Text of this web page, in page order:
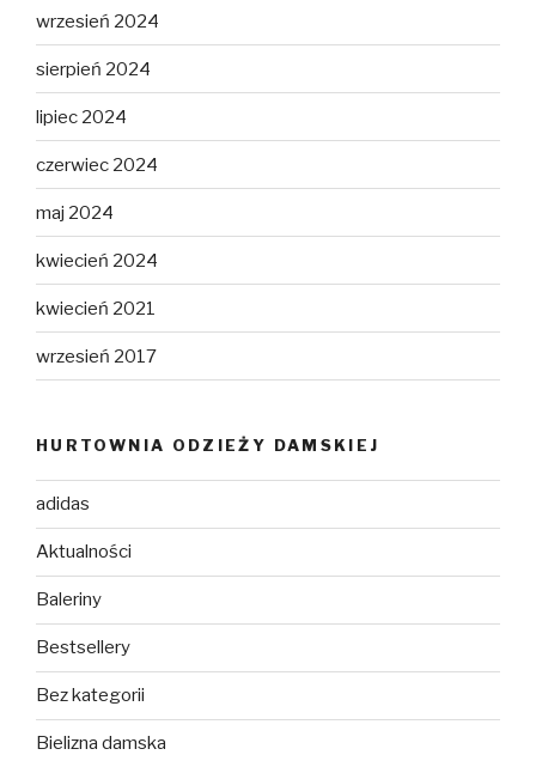
wrzesień 2024
sierpień 2024
lipiec 2024
czerwiec 2024
maj 2024
kwiecień 2024
kwiecień 2021
wrzesień 2017
HURTOWNIA ODZIEŻY DAMSKIEJ
adidas
Aktualności
Baleriny
Bestsellery
Bez kategorii
Bielizna damska